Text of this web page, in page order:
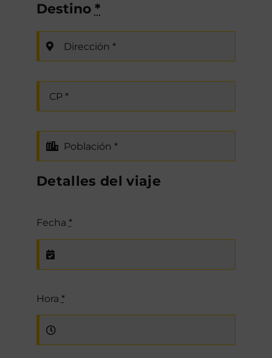
Destino *
Detalles del viaje
Fecha *
Hora *